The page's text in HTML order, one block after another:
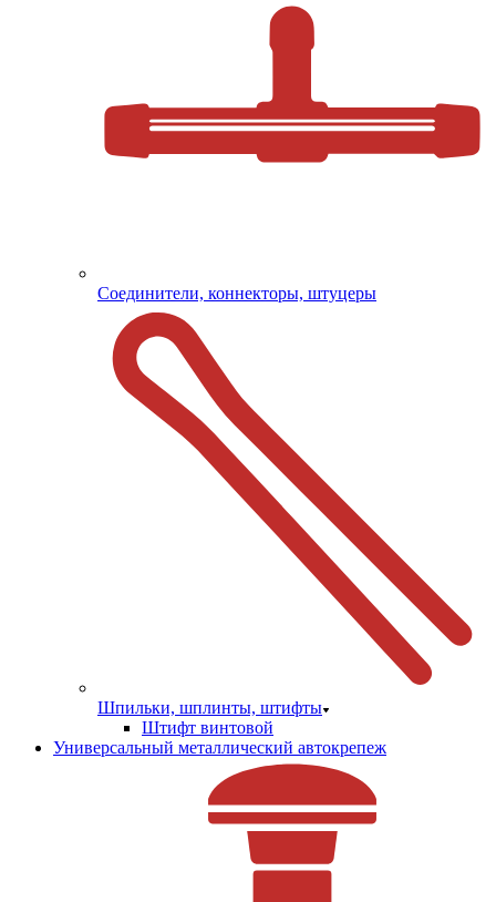
Соединители, коннекторы, штуцеры
Шпильки, шплинты, штифты
Штифт винтовой
Универсальный металлический автокрепеж